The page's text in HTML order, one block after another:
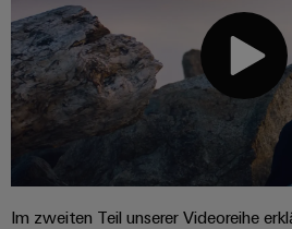
die
Herausforderungen
im
Schaltschrankbau
Schienenfahrzeuge
digitale
für
Gerätehersteller
&
Leiterplattenklemmen
PCB
Weidmüller
Industrial
AI
Remote
&
Cloud-
Events
Im zweiten Teil unserer Videoreihe